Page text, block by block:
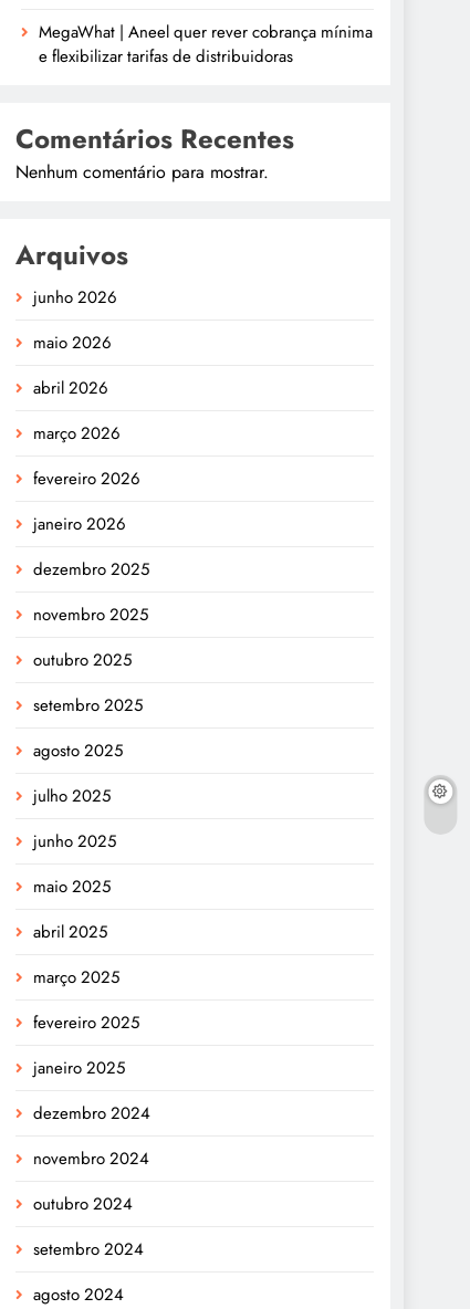
MegaWhat | Aneel quer rever cobrança mínima
e flexibilizar tarifas de distribuidoras
Comentários Recentes
Nenhum comentário para mostrar.
Arquivos
junho 2026
maio 2026
abril 2026
março 2026
fevereiro 2026
janeiro 2026
dezembro 2025
novembro 2025
outubro 2025
setembro 2025
agosto 2025
julho 2025
junho 2025
maio 2025
abril 2025
março 2025
fevereiro 2025
janeiro 2025
dezembro 2024
novembro 2024
outubro 2024
setembro 2024
agosto 2024